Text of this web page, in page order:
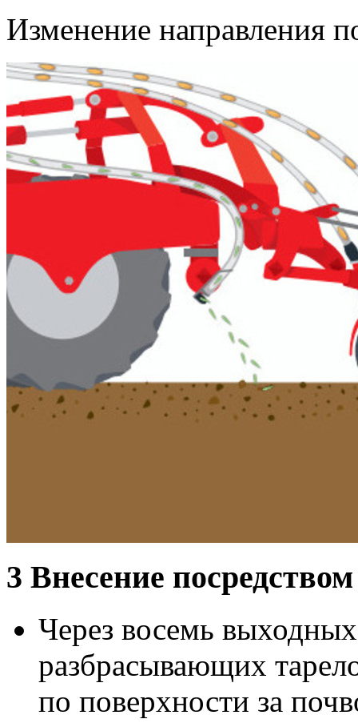
Изменение направления
3 Внесение
Через восемь
разбрасывающих
по поверхности за